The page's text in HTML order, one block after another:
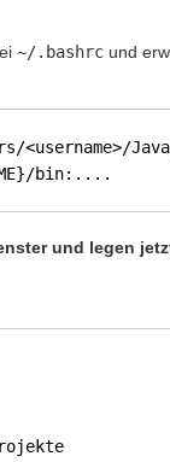
~/.bashrc und
<username>/
bin:....
und legen